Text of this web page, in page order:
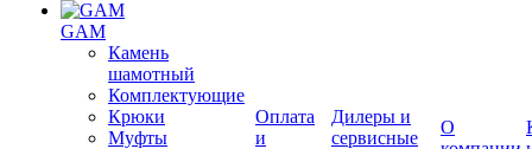
GAM
Камень
шамотный
Комплектующие
Крюки
Муфты
Оплата
и
Дилеры и
сервисные
О